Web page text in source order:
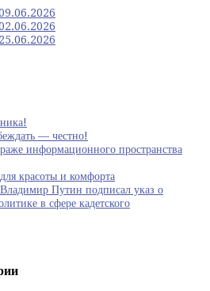
— честно!
информационного пространства
красоты и комфорта
Путин подписал указ о
в сфере кадетского